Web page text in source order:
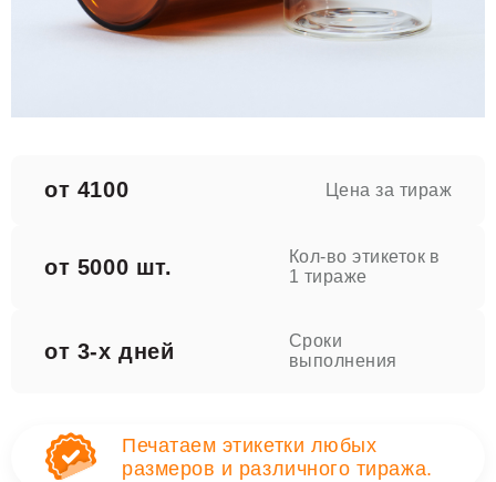
от 4100 Цена за тираж
от 5000 шт.
Кол-во этикеток в
1 тираже
от 3-х дней
Сроки
выполнения
Печатаем этикетки любых
размеров и различного тиража.